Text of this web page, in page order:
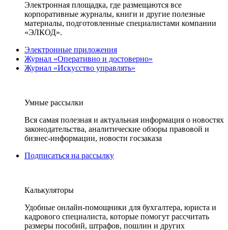
Электронная площадка, где размещаются все
корпоративные журналы, книги и другие полезные
материалы, подготовленные специалистами компании
«ЭЛКОД».
Электронные приложения
Журнал «Оперативно и достоверно»
Журнал «Искусство управлять»
Умные рассылки
Вся самая полезная и актуальная информация о новостях
законодательства, аналитические обзоры правовой и
бизнес-информации, новости госзаказа
Подписаться на рассылку
Калькуляторы
Удобные онлайн-помощники для бухгалтера, юриста и
кадрового специалиста, которые помогут рассчитать
размеры пособий, штрафов, пошлин и других